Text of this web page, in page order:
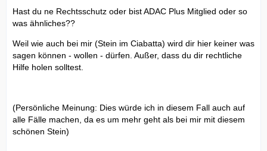
Hast du ne Rechtsschutz oder bist ADAC Plus Mitglied oder so
was ähnliches??
Weil wie auch bei mir (Stein im Ciabatta) wird dir hier keiner was
sagen können - wollen - dürfen. Außer, dass du dir rechtliche
Hilfe holen solltest.
(Persönliche Meinung: Dies würde ich in diesem Fall auch auf
alle Fälle machen, da es um mehr geht als bei mir mit diesem
schönen Stein)